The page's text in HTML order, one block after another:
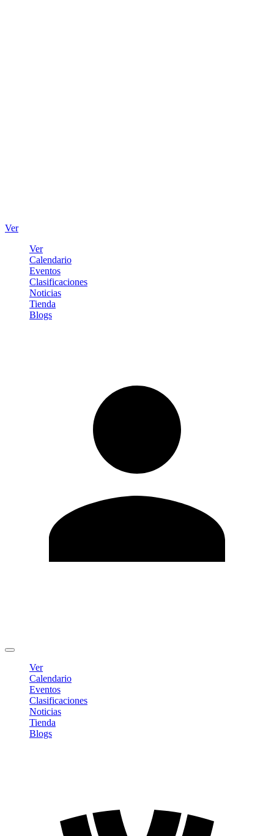
Ver
Ver
Calendario
Eventos
Clasificaciones
Noticias
Tienda
Blogs
Ver
Calendario
Eventos
Clasificaciones
Noticias
Tienda
Blogs